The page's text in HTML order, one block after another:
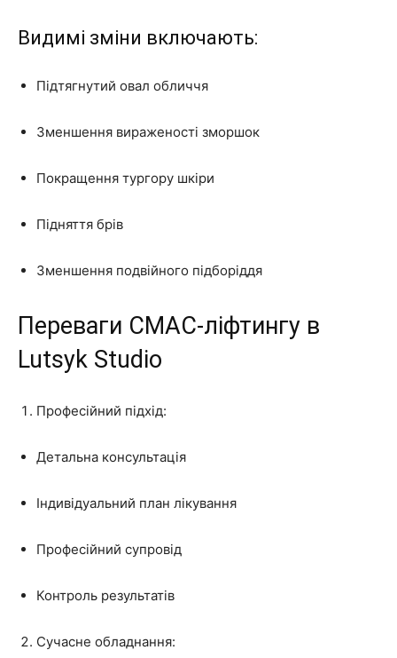
Видимі зміни включають:
Підтягнутий овал обличчя
Зменшення вираженості зморшок
Покращення тургору шкіри
Підняття брів
Зменшення подвійного підборіддя
Переваги СМАС-ліфтингу в
Lutsyk Studio
Професійний підхід:
Детальна консультація
Індивідуальний план лікування
Професійний супровід
Контроль результатів
Сучасне обладнання: